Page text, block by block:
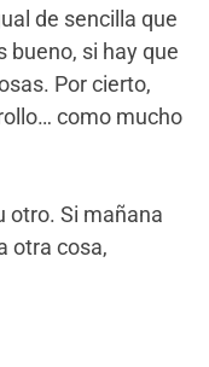
de sencilla que
bueno, si hay que
Por cierto,
como mucho
otro. Si mañana
otra cosa,